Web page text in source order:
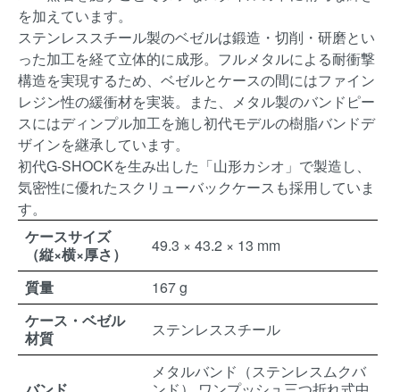
を加えています。
ステンレススチール製のベゼルは鍛造・切削・研磨とい
った加工を経て立体的に成形。フルメタルによる耐衝撃
構造を実現するため、ベゼルとケースの間にはファイン
レジン性の緩衝材を実装。また、メタル製のバンドピー
スにはディンプル加工を施し初代モデルの樹脂バンドデ
ザインを継承しています。
初代G-SHOCKを生み出した「山形カシオ」で製造し、
気密性に優れたスクリューバックケースも採用していま
す。
ケースサイズ
（縦×横×厚さ）
49.3 × 43.2 × 13 mm
質量
167 g
ケース・ベゼル
材質
ステンレススチール
メタルバンド（ステンレスムクバ